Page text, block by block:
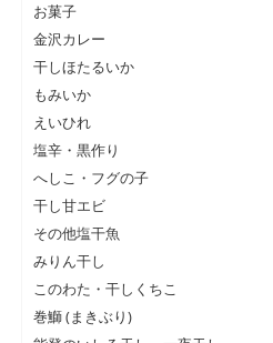
お菓子
金沢カレー
干しほたるいか
もみいか
えいひれ
塩辛・黒作り
へしこ・フグの子
干し甘エビ
その他塩干魚
みりん干し
このわた・干しくちこ
巻鰤 (まきぶり)